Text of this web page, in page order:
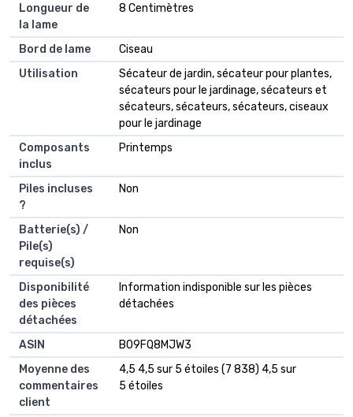
Longueur de
la lame
‎8 Centimètres
Bord de lame
‎Ciseau
Utilisation
‎Sécateur de jardin, sécateur pour plantes,
sécateurs pour le jardinage, sécateurs et
sécateurs, sécateurs, sécateurs, ciseaux
pour le jardinage
Composants
inclus
‎Printemps
Piles incluses
?
‎Non
Batterie(s) /
Pile(s)
requise(s)
‎Non
Disponibilité
des pièces
détachées
‎Information indisponible sur les pièces
détachées
ASIN
B09FQ8MJW3
Moyenne des
commentaires
client
4,5 4,5 sur 5 étoiles (7 838) 4,5 sur
5 étoiles